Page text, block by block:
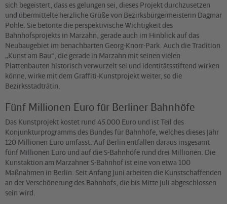
sich begeistert, dass es gelungen sei, dieses Projekt durchzusetzen
und übermittelte herzliche Grüße von Bezirksbürgermeisterin Dagmar
Pohle. Sie betonte die perspektivische Wichtigkeit des
Bahnhofsprojekts in Marzahn, gerade auch im Hinblick auf das
Neubaugebiet im benachbarten Georg-Knorr-Park. Auch die Tradition
„Kunst am Bau“, die gerade in Marzahn mit seinen vielen
Plattenbauten historisch verwurzelt sei und identitätsstiftend wirken
könne, wirke mit dem Graffiti-Kunstprojekt weiter, so die
Bezirksstadträtin.
Fünf Millionen Euro für Berliner Bahnhöfe
Das Kunstprojekt kostet rund 45.000 Euro und ist Teil des
Konjunkturprogramms des Bundes für Bahnhöfe, welches dieses Jahr
120 Millionen Euro umfasst. Auf Berlin entfallen daraus insgesamt
fünf Millionen Euro und auf die S-Bahnhöfe rund drei Millionen. Die
Kunstaktion am Marzahner S-Bahnhof ist eine von etwa 100
Maßnahmen in Berlin. Seit Anfang Juni arbeiten die Kunstschaffenden
an der Verschönerung des Bahnhofs, die bis Mitte Juli abgeschlossen
sein wird.